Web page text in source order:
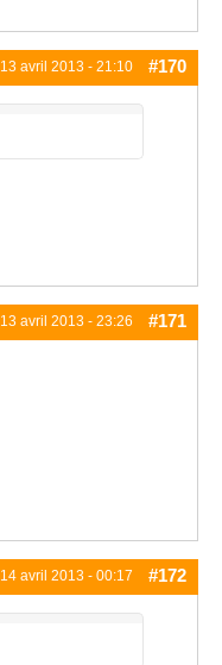
13 avril 2013 - 21:10 #170
13 avril 2013 - 23:26 #171
14 avril 2013 - 00:17 #172